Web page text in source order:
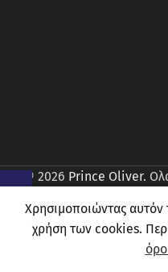
© 2026 Prince Oliver.
Χρησιμοποιώντας αυτόν
χρήση των cookies.